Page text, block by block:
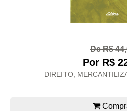
De R$
Por R$
DIREITO,